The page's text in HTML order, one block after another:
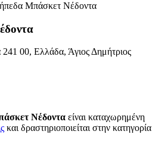
Μπάσκετ Νέδοντα
00, Ελλάδα, Άγιος Δημήτριος
Νέδοντα είναι καταχωρημένη
και δραστηριοποιείται στην κατηγορία